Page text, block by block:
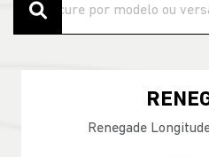
Renegade